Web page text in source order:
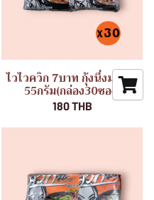
ไวไวควิก 7บาท กุ้งนึ่งมะนาว
55กรัม(กล่อง30ซอง)
180 THB